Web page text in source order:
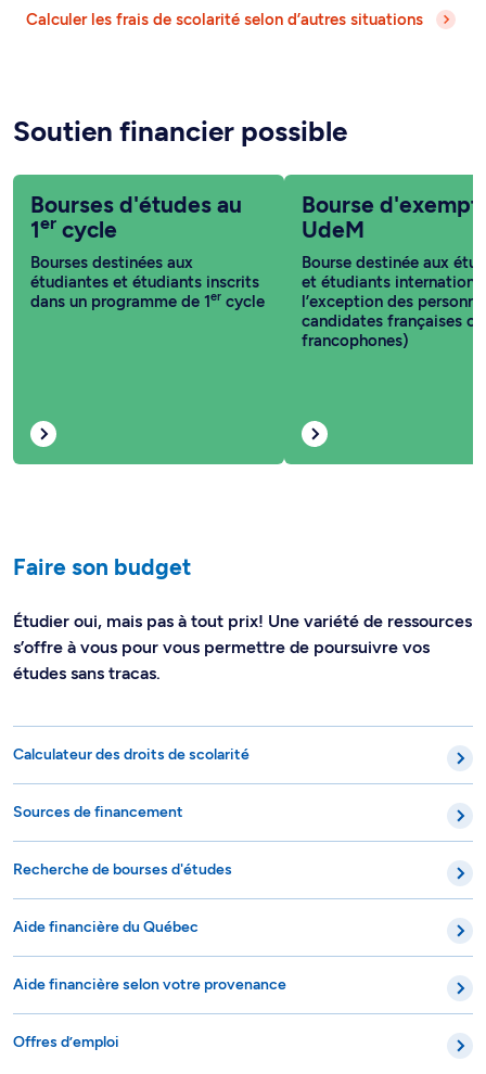
Calculer les frais de scolarité selon d’autres situations
Soutien financier possible
Bourses d'études au
1er cycle
Bourses destinées aux
étudiantes et étudiants inscrits
dans un programme de 1er cycle
Bourse
UdeM
Bourse destinée aux
et étudiants
l’exception des
candidates françaises
francophones)
Faire son budget
Étudier oui, mais pas à tout prix! Une variété de ressources
s’offre à vous pour vous permettre de poursuivre vos
études sans tracas.
Calculateur des droits de scolarité
Sources de financement
Recherche de bourses d'études
Aide financière du Québec
Aide financière selon votre provenance
Offres d’emploi